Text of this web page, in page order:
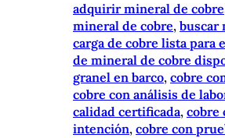
adquirir mineral de cobre
mineral de cobre, buscar
carga de cobre lista para
de mineral de cobre
granel en barco, cobre
cobre con análisis de
calidad certificada, cobre
intención, cobre con